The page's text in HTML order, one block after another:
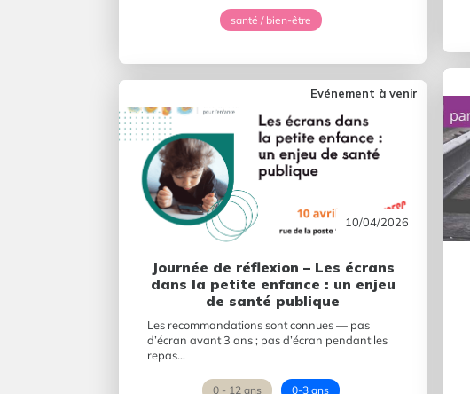
santé / bien-être
Evénement à venir
10/04/2026
Journée de réflexion – Les écrans
dans la petite enfance : un enjeu
de santé publique
Les recommandations sont connues — pas
d’écran avant 3 ans ; pas d’écran pendant les
repas...
0 - 12 ans 0-3 ans